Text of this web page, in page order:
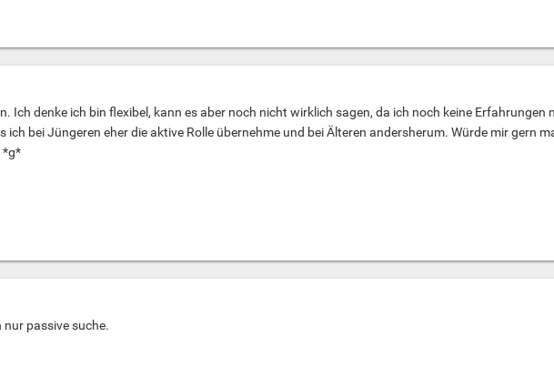
Ich denke ich bin flexibel, kann es aber noch nicht wirklich sagen, da ich noch keine Erfahrungen
ich bei Jüngeren eher die aktive Rolle übernehme und bei Älteren andersherum. Würde mir gern
*g*
nur passive suche.